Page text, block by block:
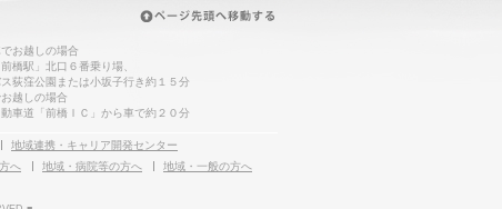
でお越しの場合
前橋駅」北口６番乗り場、
荻窪公園または小坂子行き約１５分
お越しの場合
車道「前橋ＩＣ」から車で約２０分
地域連携・キャリア開発センター
へ 地域・病院等の方へ
地域・一般の方へ